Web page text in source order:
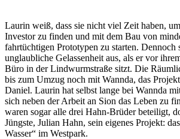
Laurin weiß, dass sie nicht viel Zeit haben,
Investor zu finden und mit dem Bau von
fahrtüchtigen Prototypen zu starten. Dennoch
unglaubliche Gelassenheit aus, als er vor
Büro in der Lindwurmstraße sitzt. Die
bis zum Umzug noch mit Wannda, das
Daniel. Laurin hat selbst lange bei Wannda
sich neben der Arbeit an Sion das Leben zu
waren sogar alle drei Hahn-Brüder beteiligt,
Jüngste, Julian Hahn, sein eigenes Projekt:
Wasser“ im Westpark.